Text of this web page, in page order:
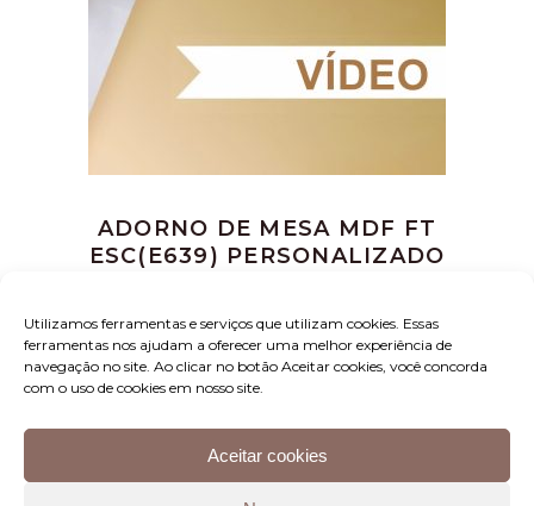
Utilizamos ferramentas e serviços que utilizam cookies. Essas
ferramentas nos ajudam a oferecer uma melhor experiência de
navegação no site. Ao clicar no botão Aceitar cookies, você concorda
com o uso de cookies em nosso site.
Aceitar cookies
ADORNO DE MESA MDF FT
ESC(E639) PERSONALIZADO
R$20,00
Instituto Padre Aloísio – Rua Luis Sarti, 1397 – Sala B